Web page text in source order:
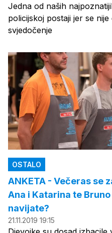
Jedna od naših
policijskoj postaji jer se
svjedočenje
OSTALO
ANKETA - Večeras se
Ana i Katarina te
navijate?
21.11.2019 19:15